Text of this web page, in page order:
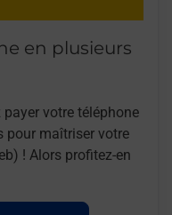
en plusieurs
votre téléphone
pour maîtriser votre
! Alors profitez-en